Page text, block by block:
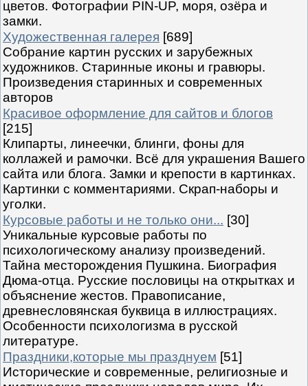
цветов. Фотографии PIN-UP, моря, озёра и
замки.
Художественная галерея [689]
Собрание картин русских и зарубежных
художников. Старинные иконы и гравюры.
Произведения старинных и современных
авторов
Красивое оформление для сайтов и блогов
[215]
Клипарты, линеечки, блинги, фоны для
коллажей и рамочки. Всё для украшения Вашего
сайта или блога. Замки и крепости в картинках.
Картинки с комментариями. Скрап-наборы и
уголки.
Курсовые работы и не только они... [30]
Уникальные курсовые работы по
психологическому анализу произведений.
Тайна месторождения Пушкина. Биография
Дюма-отца. Русские пословицы на открытках и
объяснение жестов. Правописание,
древнесловянская буквица в иллюстрациях.
Особенности психологизма в русской
литературе.
Праздники,которые мы празднуем [51]
Исторические и современные, религиозные и